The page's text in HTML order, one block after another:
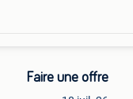
Faire une offre